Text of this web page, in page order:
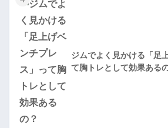
ジムでよく見かける「足
て胸トレとして効果ある